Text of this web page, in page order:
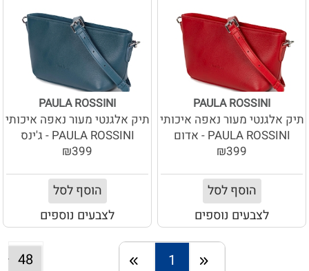
PAULA ROSSINI
תיק אלגנטי מעור נאפה איכותי
PAULA ROSSINI - אדום
₪399
הוסף לסל
לצבעים נוספים
PAULA ROSSINI
תיק אלגנטי מעור נאפה איכותי
PAULA ROSSINI - ג'ינס
₪399
הוסף לסל
לצבעים נוספים
1